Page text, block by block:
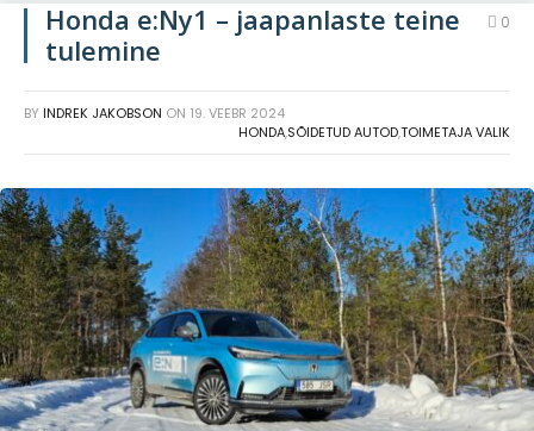
Honda e:Ny1 – jaapanlaste teine
tulemine
0
BY INDREK JAKOBSON ON 19. VEEBR 2024
HONDA,SÕIDETUD AUTOD,TOIMETAJA VALIK